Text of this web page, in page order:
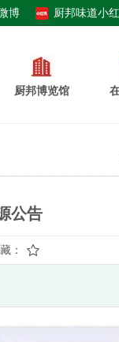
博 厨邦味道小
厨邦博览馆
公告
：